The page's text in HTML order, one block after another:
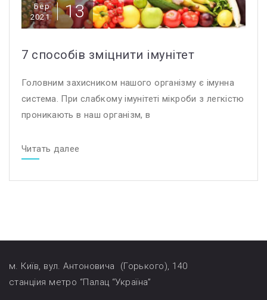
Бер
2021
13
7 способів зміцнити імунітет
Головним захисником нашого організму є імунна
система. При слабкому імунітеті мікроби з легкістю
проникають в наш організм, в
Читать далее
м. Київ, вул. Антоновича (Горького), 140
станціия метро “Палац “Україна”